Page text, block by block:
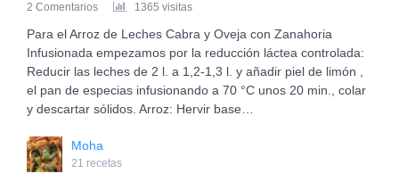
2 Comentarios
1365 visitas
Para el Arroz de Leches Cabra y Oveja con Zanahoria
Infusionada empezamos por la reducción láctea controlada:
Reducir las leches de 2 l. a 1,2-1,3 l. y añadir piel de limón ,
el pan de especias infusionando a 70 °C unos 20 min., colar
y descartar sólidos. Arroz: Hervir base…
Moha
21 recetas